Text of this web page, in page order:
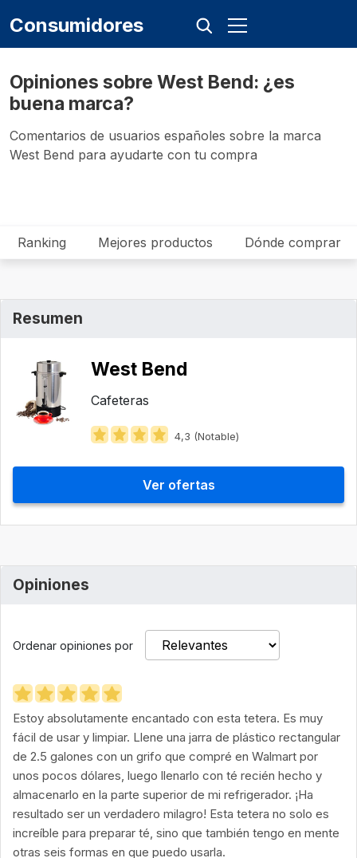
Consumidores
Opiniones sobre West Bend: ¿es
buena marca?
Comentarios de usuarios españoles sobre la marca
West Bend para ayudarte con tu compra
Ranking Mejores productos Dónde comprar
Resumen
West Bend
Cafeteras
4,3 (Notable)
Ver ofertas
Opiniones
Ordenar opiniones por
Estoy absolutamente encantado con esta tetera. Es muy
fácil de usar y limpiar. Llene una jarra de plástico rectangular
de 2.5 galones con un grifo que compré en Walmart por
unos pocos dólares, luego llenarlo con té recién hecho y
almacenarlo en la parte superior de mi refrigerador. ¡Ha
resultado ser un verdadero milagro! Esta tetera no solo es
increíble para preparar té, sino que también tengo en mente
otras seis formas en que puedo usarla.